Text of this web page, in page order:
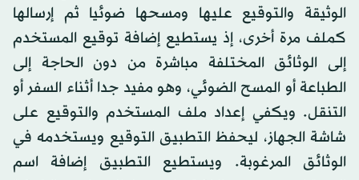
الوثيقة والتوقيع عليها ومسحها ضوئيا ثم إرسالها
كملف مرة أخرى، إذ يستطيع إضافة توقيع المستخدم
إلى الوثائق المختلفة مباشرة من دون الحاجة إلى
الطباعة أو المسح الضوئي، وهو مفيد جدا أثناء السفر أو
التنقل. ويكفي إعداد ملف المستخدم والتوقيع على
شاشة الجهاز، ليحفظ التطبيق التوقيع ويستخدمه في
الوثائق المرغوبة. ويستطيع التطبيق إضافة اسم